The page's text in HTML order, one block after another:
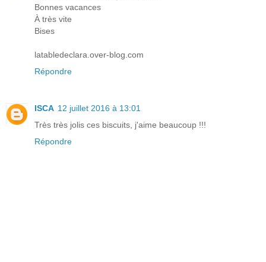
Bonnes vacances
À très vite
Bises
latabledeclara.over-blog.com
Répondre
ISCA 12 juillet 2016 à 13:01
Très très jolis ces biscuits, j'aime beaucoup !!!
Répondre